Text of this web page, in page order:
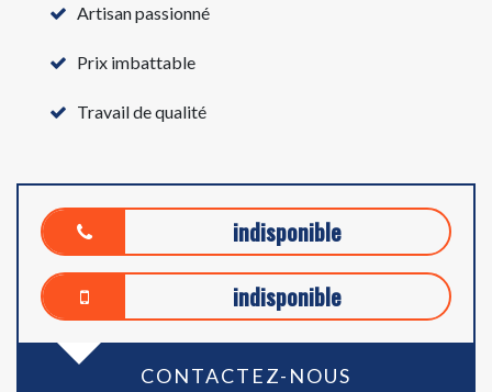
Artisan passionné
Prix imbattable
Travail de qualité
indisponible
indisponible
CONTACTEZ-NOUS